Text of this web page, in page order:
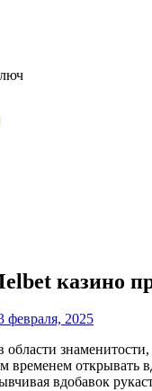
казино
февраля, 2025
открывать
вдобавок